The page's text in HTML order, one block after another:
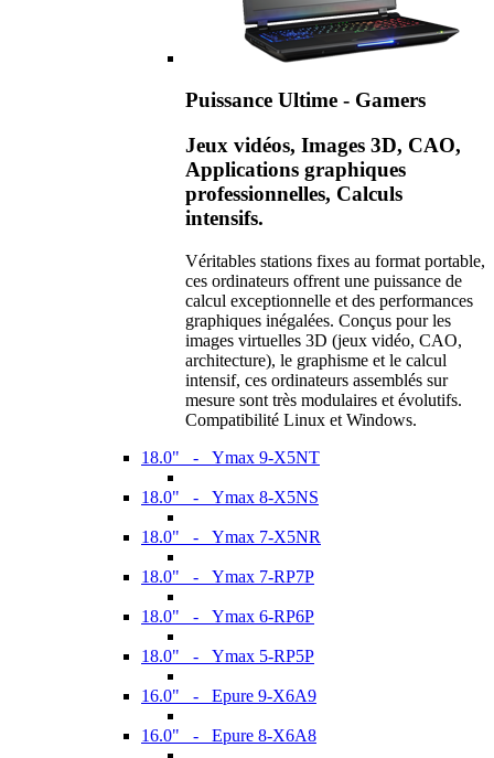
Puissance Ultime - Gamers
Jeux vidéos, Images 3D, CAO,
Applications graphiques
professionnelles, Calculs
intensifs.
Véritables stations fixes au format portable,
ces ordinateurs offrent une puissance de
calcul exceptionnelle et des performances
graphiques inégalées. Conçus pour les
images virtuelles 3D (jeux vidéo, CAO,
architecture), le graphisme et le calcul
intensif, ces ordinateurs assemblés sur
mesure sont très modulaires et évolutifs.
Compatibilité Linux et Windows.
18.0" - Ymax 9-X5NT
18.0" - Ymax 8-X5NS
18.0" - Ymax 7-X5NR
18.0" - Ymax 7-RP7P
18.0" - Ymax 6-RP6P
18.0" - Ymax 5-RP5P
16.0" - Epure 9-X6A9
16.0" - Epure 8-X6A8